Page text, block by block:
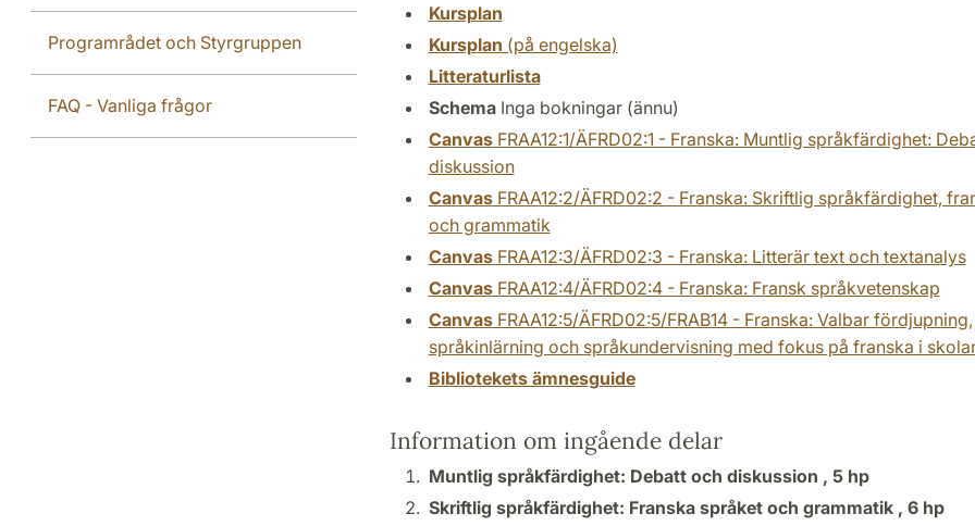
Programrådet och Styrgruppen
FAQ - Vanliga frågor
Kursplan
Kursplan (på engelska)
Litteraturlista
Schema Inga bokningar (ännu)
CanvasFRAA12:1/ÄFRD02:1 - Franska: Muntlig språkfärdighet:
diskussion
CanvasFRAA12:2/ÄFRD02:2 - Franska: Skriftlig språkfärdighet,
och grammatik
CanvasFRAA12:3/ÄFRD02:3 - Franska: Litterär text och textanalys
CanvasFRAA12:4/ÄFRD02:4 - Franska: Fransk språkvetenskap
CanvasFRAA12:5/ÄFRD02:5/FRAB14 - Franska: Valbar fördjupning,
språkinlärning och språkundervisning med fokus på franska i
Bibliotekets ämnesguide
Information om ingående delar
Muntlig språkfärdighet: Debatt och diskussion , 5 hp
Skriftlig språkfärdighet: Franska språket och grammatik , 6 hp